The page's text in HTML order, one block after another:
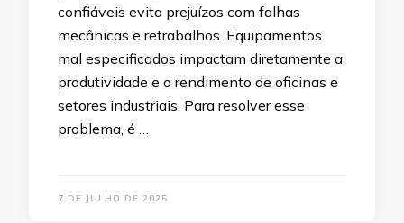
confiáveis evita prejuízos com falhas
mecânicas e retrabalhos. Equipamentos
mal especificados impactam diretamente a
produtividade e o rendimento de oficinas e
setores industriais. Para resolver esse
problema, é …
7 DE JULHO DE 2025